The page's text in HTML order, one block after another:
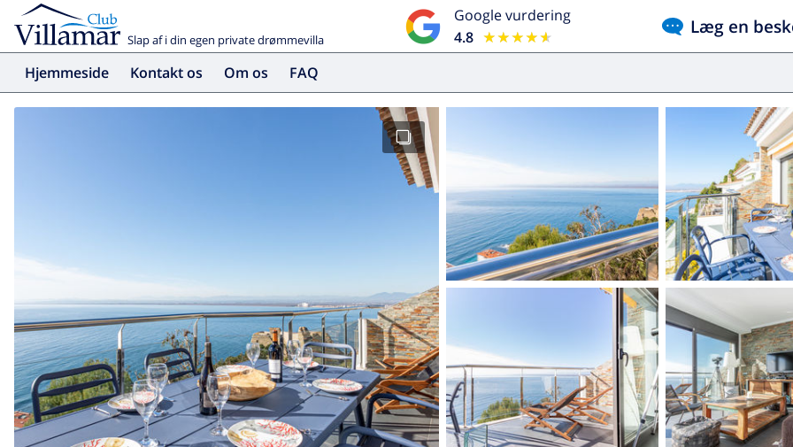
Slap af i din egen private drømmevilla
Google vurdering
4.8 ★★★★★
★★★★★ Læg en
Hjemmeside Kontakt os Om os FAQ